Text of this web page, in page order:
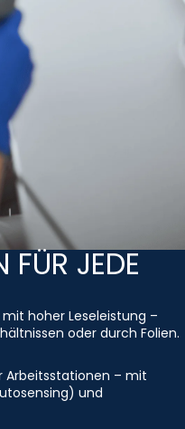
FÜR JEDE
hoher Leseleistung –
oder durch Folien.
Arbeitsstationen – mit
und